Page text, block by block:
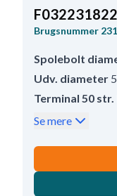
Brugsnummer
Spolebolt
Udv. diameter
Terminal 50 str.
Antal terminaler
Indvendig
Se mere